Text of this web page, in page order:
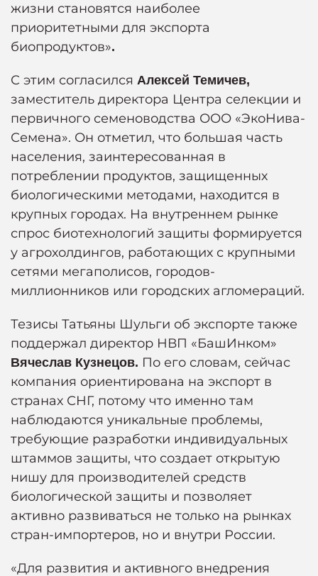
жизни становятся наиболее
приоритетными для экспорта
биопродуктов».
С этим согласился Алексей Темичев,
заместитель директора Центра селекции и
первичного семеноводства ООО «ЭкоНива-
Семена». Он отметил, что большая часть
населения, заинтересованная в
потреблении продуктов, защищенных
биологическими методами, находится в
крупных городах. На внутреннем рынке
спрос биотехнологий защиты формируется
у агрохолдингов, работающих с крупными
сетями мегаполисов, городов-
миллионников или городских агломераций.
Тезисы Татьяны Шульги об экспорте также
поддержал директор НВП «БашИнком»
Вячеслав Кузнецов. По его словам, сейчас
компания ориентирована на экспорт в
странах СНГ, потому что именно там
наблюдаются уникальные проблемы,
требующие разработки индивидуальных
штаммов защиты, что создает открытую
нишу для производителей средств
биологической защиты и позволяет
активно развиваться не только на рынках
стран-импортеров, но и внутри России.
«Для развития и активного внедрения